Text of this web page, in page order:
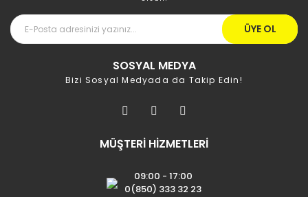
ÜYE OL
SOSYAL MEDYA
Bizi Sosyal Medyada da Takip Edin!
MÜŞTERİ HİZMETLERİ
09:00 - 17:00
0(850) 333 32 23